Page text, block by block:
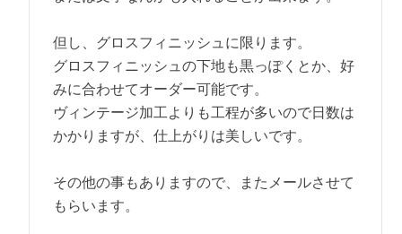
但し、グロスフィニッシュに限ります。
グロスフィニッシュの下地も黒っぽくとか、好
みに合わせてオーダー可能です。
ヴィンテージ加工よりも工程が多いので日数は
かかりますが、仕上がりは美しいです。
その他の事もありますので、またメールさせて
もらいます。